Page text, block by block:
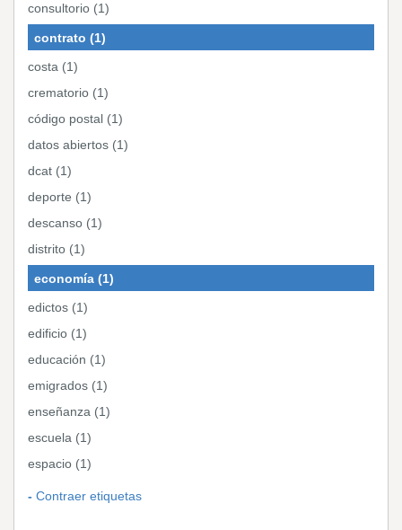
consultorio (1)
contrato (1)
costa (1)
crematorio (1)
código postal (1)
datos abiertos (1)
dcat (1)
deporte (1)
descanso (1)
distrito (1)
economía (1)
edictos (1)
edificio (1)
educación (1)
emigrados (1)
enseñanza (1)
escuela (1)
espacio (1)
Contraer etiquetas